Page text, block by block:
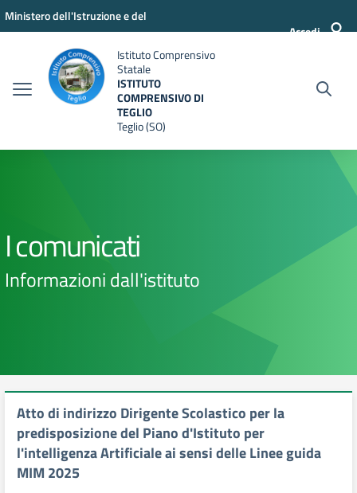
Vai ai contenuti
Vai al menu di navigazione
Vai al footer
Ministero dell'Istruzione e del
Accedi
Istituto Comprensivo
Statale
ISTITUTO
COMPRENSIVO DI
TEGLIO
Teglio (SO)
I comunicati
Informazioni dall'istituto
Atto di indirizzo Dirigente Scolastico per la
predisposizione del Piano d'Istituto per
l'intelligenza Artificiale ai sensi delle Linee guida
MIM 2025